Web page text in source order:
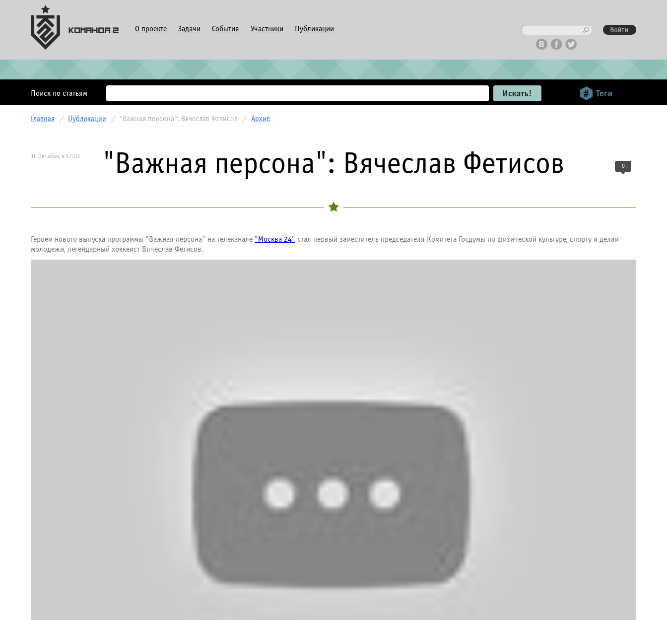
О проекте Задачи События Участники Публикации
Поиск по статьям
Главная / Публикации / "Важная персона": Вячеслав Фетисов / Архив
16 Октября, в 17:03 "Важная персона": Вячеслав Фетисов 0
Героем нового выпуска программы "Важная персона" на телеканале "Москва 24" стал первый заместитель председателя Комитета Госдумы по физической культуре, спорту и делам
молодежи, легендарный хоккеист Вячеслав Фетисов.